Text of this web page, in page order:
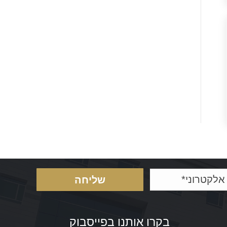
בקרו אותנו בפייסבוק